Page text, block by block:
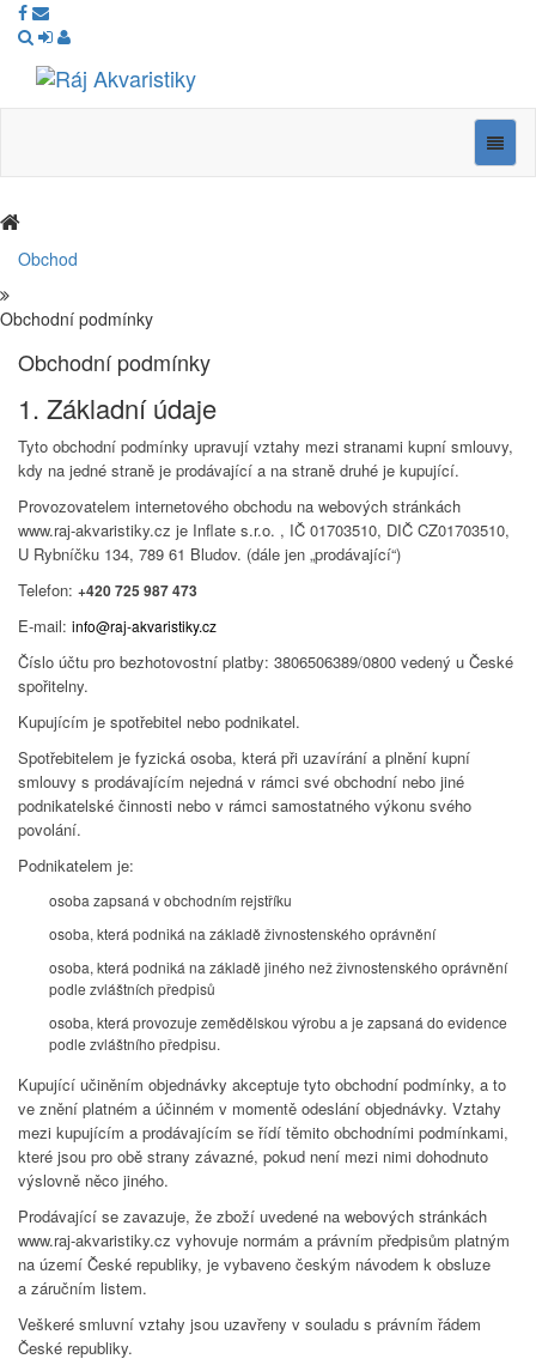
Ráj
Obchod
Obchodní podmínky
Obchodní podmínky
1. Základní údaje
Tyto obchodní podmínky upravují vztahy mezi stranami kupní smlouvy,
kdy na jedné straně je prodávající a na straně druhé je kupující.
Provozovatelem internetového obchodu na webových stránkách
www.raj-akvaristiky.cz je Inflate s.r.o. , IČ 01703510, DIČ CZ01703510,
U Rybníčku 134, 789 61 Bludov. (dále jen „prodávající“)
Telefon: +420 725 987 473
E-mail: info@raj-akvaristiky.cz
Číslo účtu pro bezhotovostní platby: 3806506389/0800 vedený u České
spořitelny.
Kupujícím je spotřebitel nebo podnikatel.
Spotřebitelem je fyzická osoba, která při uzavírání a plnění kupní
smlouvy s prodávajícím nejedná v rámci své obchodní nebo jiné
podnikatelské činnosti nebo v rámci samostatného výkonu svého
povolání.
Podnikatelem je:
osoba zapsaná v obchodním rejstříku
osoba, která podniká na základě živnostenského oprávnění
osoba, která podniká na základě jiného než živnostenského oprávnění
podle zvláštních předpisů
osoba, která provozuje zemědělskou výrobu a je zapsaná do evidence
podle zvláštního předpisu.
Kupující učiněním objednávky akceptuje tyto obchodní podmínky, a to
ve znění platném a účinném v momentě odeslání objednávky. Vztahy
mezi kupujícím a prodávajícím se řídí těmito obchodními podmínkami,
které jsou pro obě strany závazné, pokud není mezi nimi dohodnuto
výslovně něco jiného.
Prodávající se zavazuje, že zboží uvedené na webových stránkách
www.raj-akvaristiky.cz vyhovuje normám a právním předpisům platným
na území České republiky, je vybaveno českým návodem k obsluze
a záručním listem.
Veškeré smluvní vztahy jsou uzavřeny v souladu s právním řádem
České republiky.